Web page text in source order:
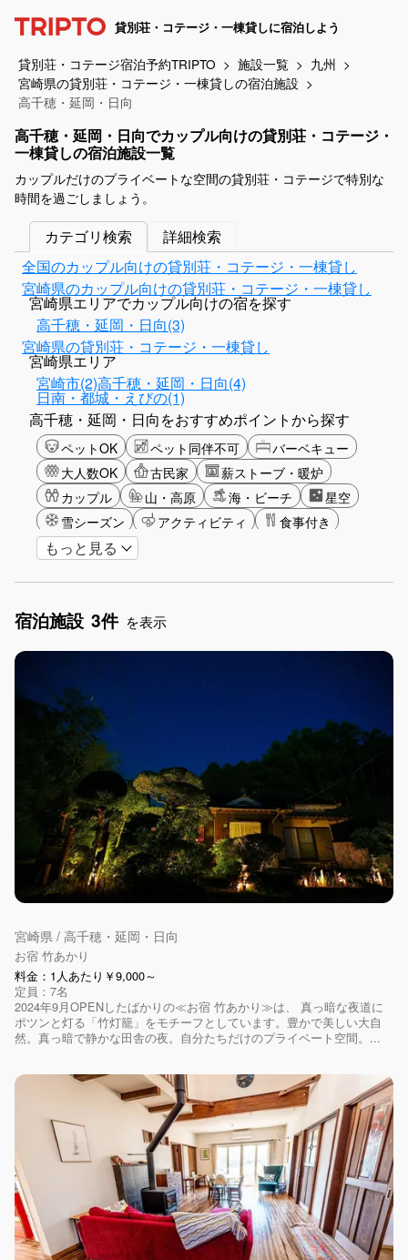
貸別荘・コテージ・一棟貸しに宿泊しよう
貸別荘・コテージ宿泊予約TRIPTO 施設一覧
九州
宮崎県の貸別荘・コテージ・一棟貸しの宿泊施設
高千穂・延岡・日向
高千穂・延岡・日向でカップル向けの貸別荘・コテージ・
一棟貸しの宿泊施設一覧
カップルだけのプライベートな空間の貸別荘・コテージで特別な
時間を過ごしましょう。
カテゴリ検索
詳細検索
全国のカップル向けの貸別荘・コテージ・一棟貸し
宮崎県のカップル向けの貸別荘・コテージ・一棟貸し
宮崎県エリアでカップル向けの宿を探す
高千穂・延岡・日向(3)
宮崎県の貸別荘・コテージ・一棟貸し
宮崎県エリア
宮崎市(2)高千穂・延岡・日向(4)
日南・都城・えびの(1)
高千穂・延岡・日向をおすすめポイントから探す
ペットOK ペット同伴不可
バーベキュー
大人数OK
古民家
薪ストーブ・暖炉
カップル
山・高原 海・ビーチ
星空
雪シーズン
アクティビティ
食事付き
ガーデニング
アメニティ
もっと見る
宿泊施設 3件 を表示
宮崎県 / 高千穂・延岡・日向
お宿 竹あかり
料金：1人あたり￥9,000～
定員：7名
2024年9月OPENしたばかりの≪お宿 竹あかり≫は、 真っ暗な夜道に
ポツンと灯る「竹灯籠」をモチーフとしています。豊かで美しい大自
然。真っ暗で静かな田舎の夜。自分たちだけのプライベート空間。...